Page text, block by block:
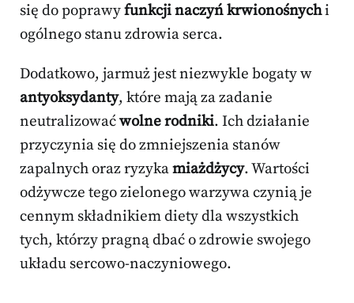
się do poprawyfunkcji naczyń krwionośnychi
ogólnego stanu zdrowia serca.
Dodatkowo, jarmuż jest niezwykle bogaty w
antyoksydanty, które mają za zadanie
neutralizowaćwolne rodniki. Ich działanie
przyczynia się do zmniejszenia stanów
zapalnych oraz ryzykamiażdżycy. Wartości
odżywcze tego zielonego warzywa czynią je
cennym składnikiem diety dla wszystkich
tych, którzy pragną dbać o zdrowie swojego
układu sercowo-naczyniowego.